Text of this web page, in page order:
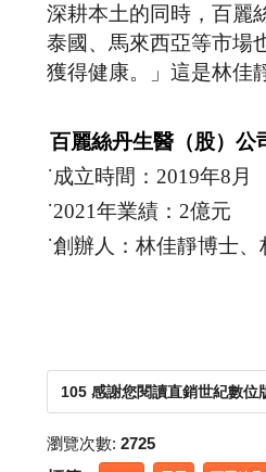
深耕本土的同時，百麗
泰國、馬來西亞等市場
獲得健康。」這是林佳
百麗絲丹生醫（股）公
˙成立時間：2019年8月
˙2021年業績：2億元
˙創辦人：林佳靜博士
105 感謝您閱讀直銷世紀數位
瀏覽次數: 2725